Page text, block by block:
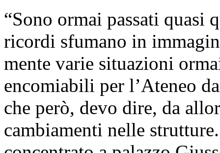
“Sono ormai passati quasi
ricordi sfumano in
mente varie situazioni
encomiabili per l’Ateneo
che però, devo dire, da
cambiamenti nelle